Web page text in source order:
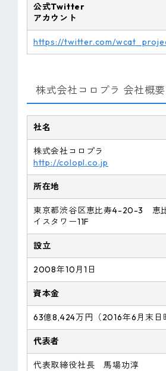
公式Twitter
アカウント
https://twitter.com/
株式会社コロプラ 会社概要
社名
株式会社コロプラ
http://colopl.co.jp
所在地
東京都渋谷区恵比寿4-20-3 恵
イスタワー11F
設立
2008年10月1日
資本金
63億8,424万円（2016年6月末日
代表者
代表取締役社長 馬場功淳